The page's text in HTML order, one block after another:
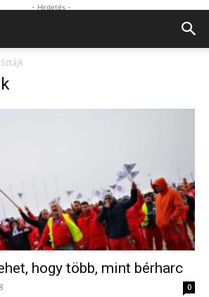
- Hirdetés -
Sztájk
hogy több, mint bérharc
0